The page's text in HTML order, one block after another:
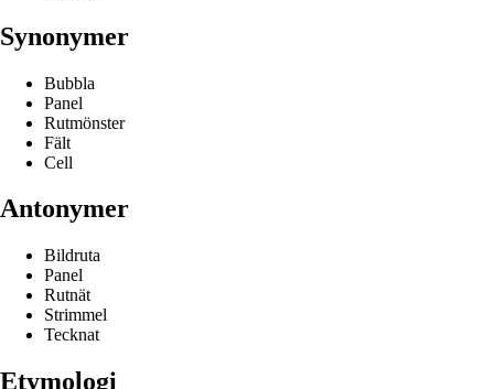
Synonymer
Bubbla
Panel
Rutmönster
Fält
Cell
Antonymer
Bildruta
Panel
Rutnät
Strimmel
Tecknat
Etymologi